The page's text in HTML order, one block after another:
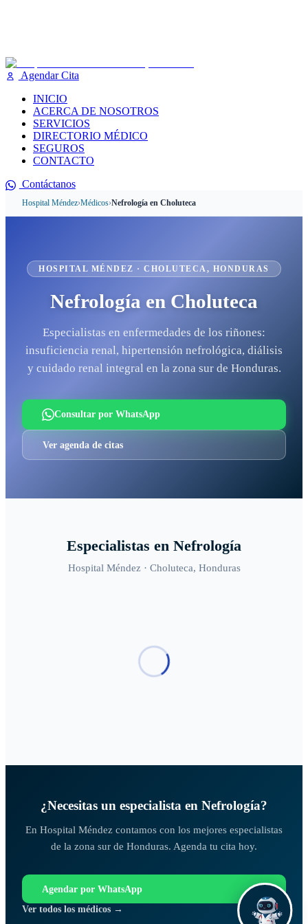
Agendar Cita
INICIO
ACERCA DE NOSOTROS
SERVICIOS
DIRECTORIO MÉDICO
SEGUROS
CONTACTO
Contáctanos
Hospital Méndez›Médicos›Nefrología en Choluteca
HOSPITAL MÉNDEZ ·CHOLUTECA , HONDURAS
Nefrología en Choluteca
Especialistas en enfermedades de los riñones:
insuficiencia renal, hipertensión nefrológica, diálisis
y cuidado renal integral en la zona sur de Honduras.
Consultar por WhatsApp
Ver agenda de citas
Especialistas en Nefrología
Hospital Méndez · Choluteca, Honduras
¿Necesitas un especialista en Nefrología?
En Hospital Méndez contamos con los mejores especialistas
de la zona sur de Honduras. Agenda tu cita hoy.
Agendar por WhatsApp
Ver todos los médicos →